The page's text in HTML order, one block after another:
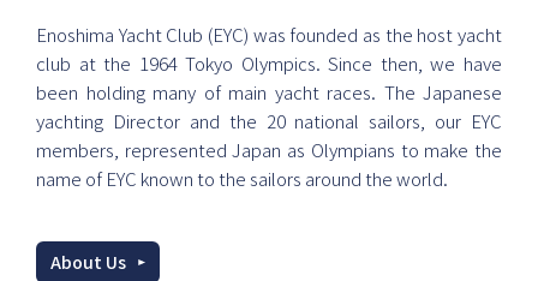
Enoshima Yacht Club (EYC) was founded as the host yacht
club at the 1964 Tokyo Olympics. Since then, we have
been holding many of main yacht races. The Japanese
yachting Director and the 20 national sailors, our EYC
members, represented Japan as Olympians to make the
name of EYC known to the sailors around the world.
About Us